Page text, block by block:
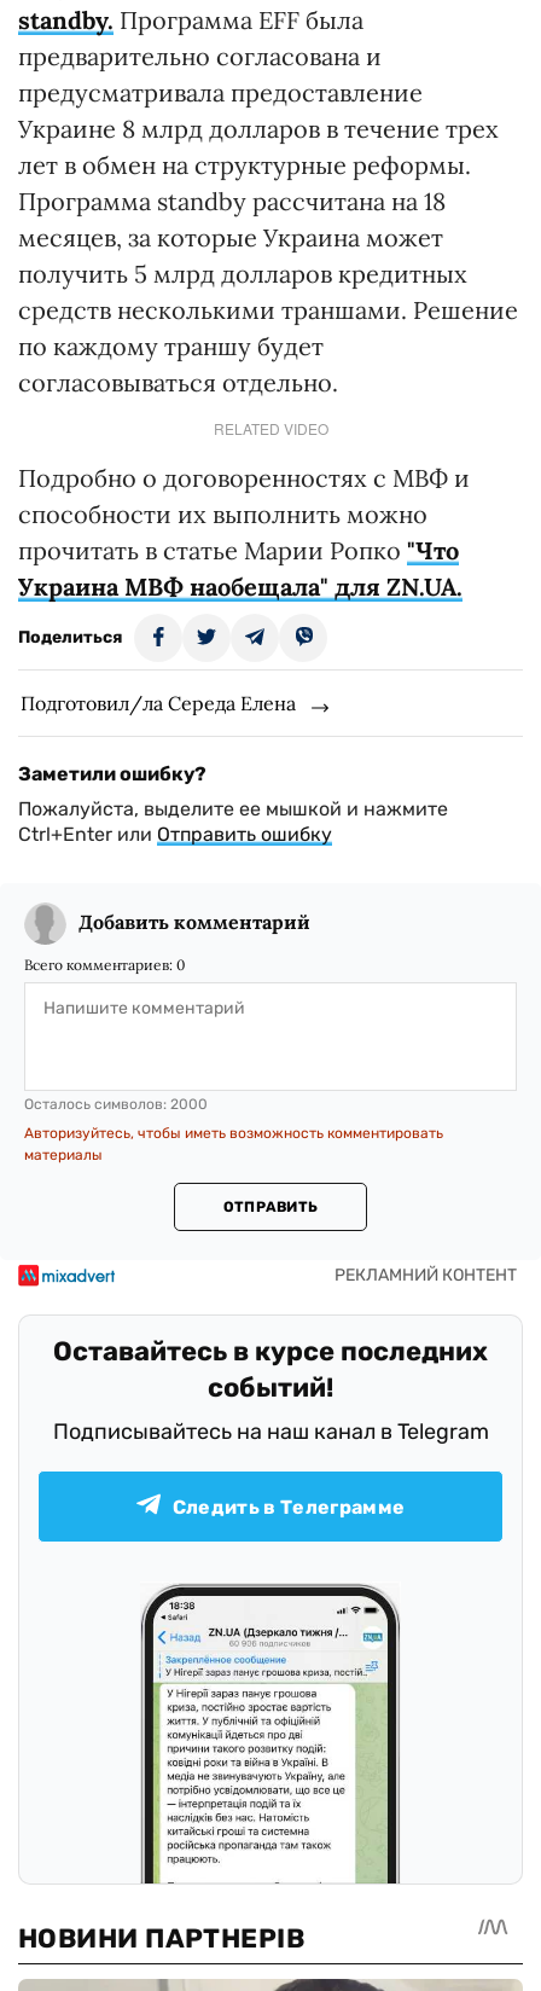
standby. Программа EFF была
предварительно согласована и
предусматривала предоставление
Украине 8 млрд долларов в течение трех
лет в обмен на структурные реформы.
Программа standby рассчитана на 18
месяцев, за которые Украина может
получить 5 млрд долларов кредитных
средств несколькими траншами. Решение
по каждому траншу будет
согласовываться отдельно.
RELATED VIDEO
Подробно о договоренностях с МВФ и
способности их выполнить можно
прочитать в статье Марии Ропко "Что
Украина МВФ наобещала" для ZN.UA.
Поделиться
Подготовил/ла Середа Елена
Заметили ошибку?
Пожалуйста, выделите ее мышкой и нажмите
Ctrl+Enter или Отправить ошибку
Добавить комментарий
Всего комментариев: 0
Осталось символов: 2000
Авторизуйтесь, чтобы иметь возможность комментировать
материалы
ОТПРАВИТЬ
Оставайтесь в курсе последних
событий!
Подписывайтесь на наш канал в Telegram
Следить в Телеграмме